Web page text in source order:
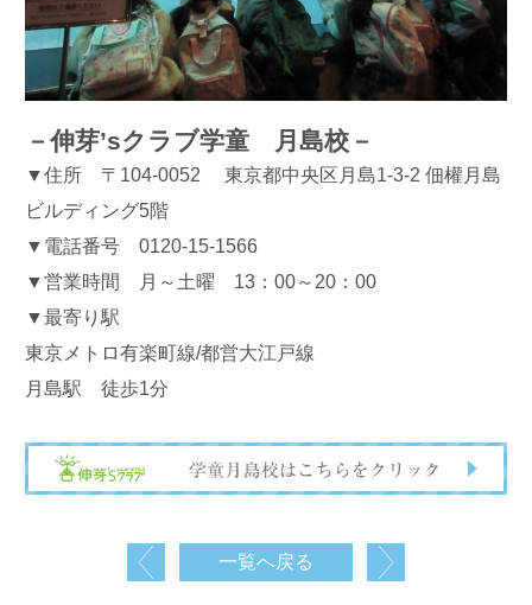
－伸芽’sクラブ学童 月島校－
▼住所 〒104-0052 東京都中央区月島1-3-2 佃權月島
ビルディング5階
▼電話番号 0120-15-1566
▼営業時間 月～土曜 13：00～20：00
▼最寄り駅
東京メトロ有楽町線/都営大江戸線
月島駅 徒歩1分
一覧へ戻る